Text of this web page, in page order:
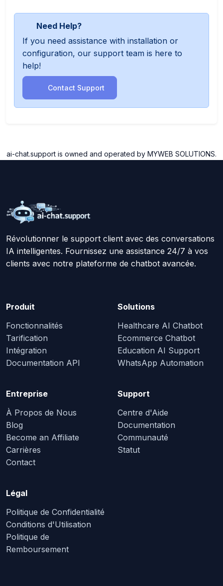
Need Help?
If you need assistance with installation or
configuration, our support team is here to
help!
Contact Support
ai-chat.support is owned and operated by MYWEB SOLUTIONS.
Révolutionner le support client avec des conversations
IA intelligentes. Fournissez une assistance 24/7 à vos
clients avec notre plateforme de chatbot avancée.
Produit
Fonctionnalités
Tarification
Intégration
Documentation API
Solutions
Healthcare AI Chatbot
Ecommerce Chatbot
Education AI Support
WhatsApp Automation
Entreprise
À Propos de Nous
Blog
Become an Affiliate
Carrières
Contact
Support
Centre d'Aide
Documentation
Communauté
Statut
Légal
Politique de Confidentialité
Conditions d'Utilisation
Politique de
Remboursement